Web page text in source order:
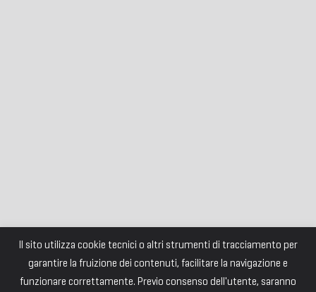
Il sito utilizza cookie tecnici o altri strumenti di tracciamento per
garantire la fruizione dei contenuti, facilitare la navigazione e
funzionare correttamente. Previo consenso dell'utente, saranno